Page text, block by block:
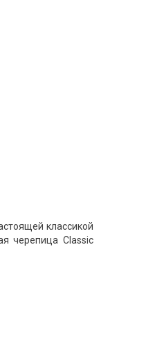
классикой
черепица Сlassic